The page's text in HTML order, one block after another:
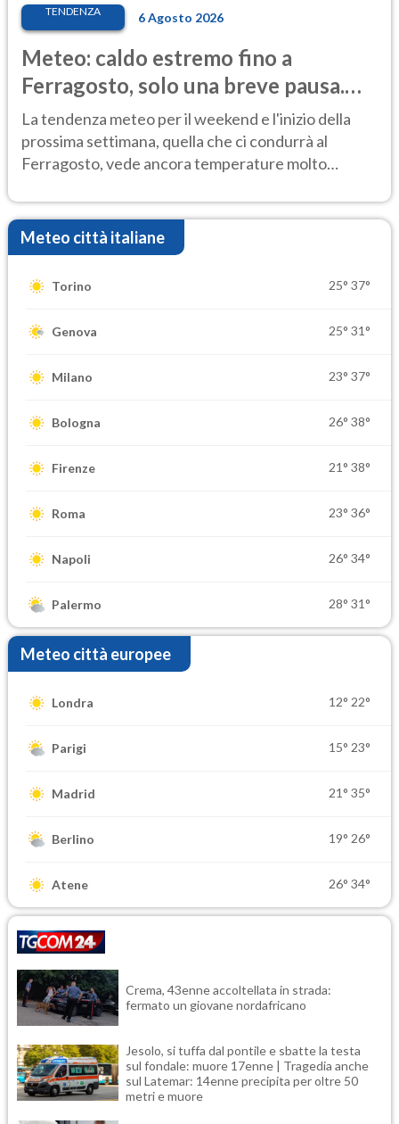
TENDENZA 6 Agosto 2026
Meteo: caldo estremo fino a
Ferragosto, solo una breve pausa.
Ecco dove
La tendenza meteo per il weekend e l'inizio della
prossima settimana, quella che ci condurrà al
Ferragosto, vede ancora temperature molto
Meteo città italiane
Torino 25° 37°
Genova 25° 31°
Milano 23° 37°
Bologna 26° 38°
Firenze 21° 38°
Roma 23° 36°
Napoli 26° 34°
Palermo 28° 31°
Meteo città europee
Londra 12° 22°
Parigi 15° 23°
Madrid 21° 35°
Berlino 19° 26°
Atene 26° 34°
Crema, 43enne accoltellata in strada:
fermato un giovane nordafricano
Jesolo, si tuffa dal pontile e sbatte la testa
sul fondale: muore 17enne | Tragedia anche
sul Latemar: 14enne precipita per oltre 50
metri e muore